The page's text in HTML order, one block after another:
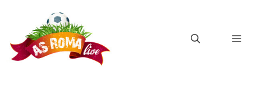
contenuto